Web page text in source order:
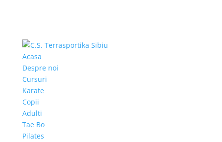
Acasa
Despre noi
Cursuri
Karate
Copii
Adulti
Tae Bo
Pilates